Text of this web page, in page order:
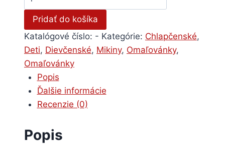
Detská
mikina
na
vymaľovanie
-
Mačička
psík
Pridať do košíka
Katalógové číslo: - Kategórie: Chlapčenské,
Deti, Dievčenské, Mikiny, Omaľovánky,
Omaľovánky
Popis
Ďalšie informácie
Recenzie (0)
Popis